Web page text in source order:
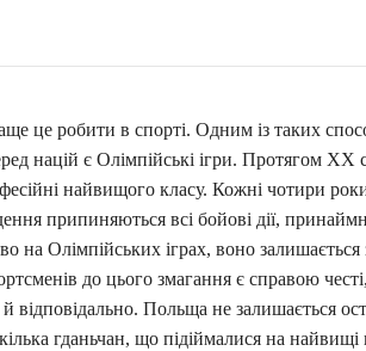
це робити в спорті. Одним із таких
націй є Олімпійські ігри. Протягом XX
найвищого класу. Кожні чотири
припиняються всі бойові дії,
на Олімпійських іграх, воно
до цього змагання є справою
Польща не залишається
гданьчан, що підіймалися на